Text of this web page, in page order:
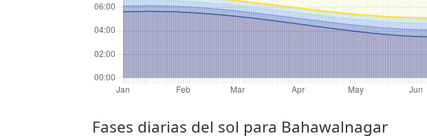
Fases diarias del sol para Bahawalnagar